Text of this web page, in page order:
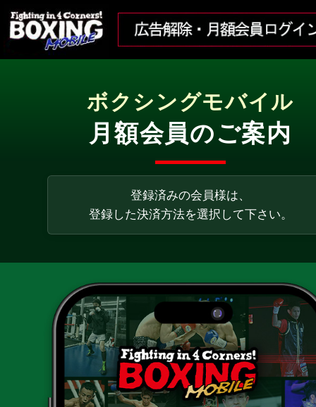
ボクシングモバイル
月額会員のご案内
登録済みの会員様は、
登録した決済方法を選択して下さい。